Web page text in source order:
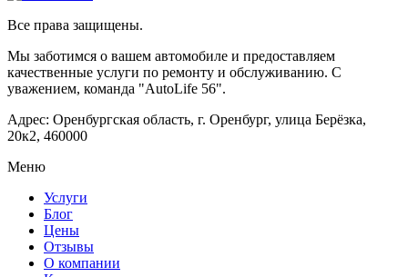
Все права защищены.
Мы заботимся о вашем автомобиле и предоставляем
качественные услуги по ремонту и обслуживанию. С
уважением, команда "AutoLife 56".
Адрес: Оренбургская область, г. Оренбург, улица Берёзка,
20к2, 460000
Меню
Услуги
Блог
Цены
Отзывы
О компании